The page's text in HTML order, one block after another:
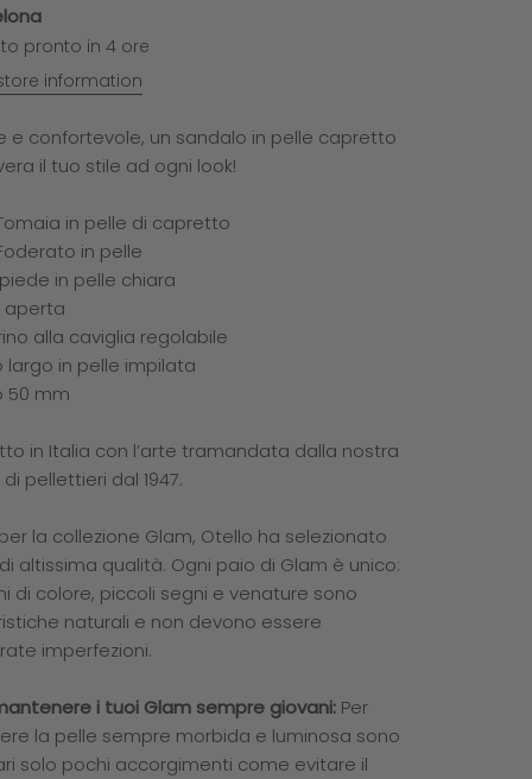
pronto in 4 ore
information
e confortevole, un sandalo in pelle capretto
il tuo stile ad ogni look!
Tomaia in pelle di capretto
in pelle
in pelle chiara
aperta
alla caviglia regolabile
largo in pelle impilata
50 mm
in Italia con l’arte tramandata dalla nostra
pellettieri dal 1947.
la collezione Glam, Otello ha selezionato
altissima qualità. Ogni paio di Glam è unico:
di colore, piccoli segni e venature sono
naturali e non devono essere
imperfezioni.
i tuoi Glam sempre giovani: Per
la pelle sempre morbida e luminosa sono
solo pochi accorgimenti come evitare il